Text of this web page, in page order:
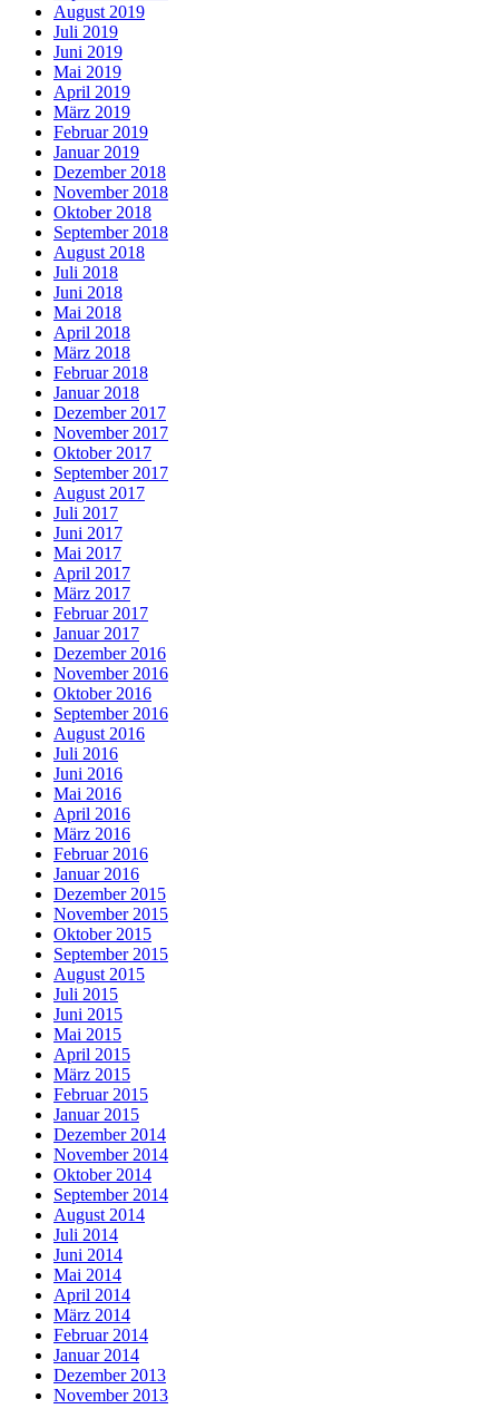
August 2019
Juli 2019
Juni 2019
Mai 2019
April 2019
März 2019
Februar 2019
Januar 2019
Dezember 2018
November 2018
Oktober 2018
September 2018
August 2018
Juli 2018
Juni 2018
Mai 2018
April 2018
März 2018
Februar 2018
Januar 2018
Dezember 2017
November 2017
Oktober 2017
September 2017
August 2017
Juli 2017
Juni 2017
Mai 2017
April 2017
März 2017
Februar 2017
Januar 2017
Dezember 2016
November 2016
Oktober 2016
September 2016
August 2016
Juli 2016
Juni 2016
Mai 2016
April 2016
März 2016
Februar 2016
Januar 2016
Dezember 2015
November 2015
Oktober 2015
September 2015
August 2015
Juli 2015
Juni 2015
Mai 2015
April 2015
März 2015
Februar 2015
Januar 2015
Dezember 2014
November 2014
Oktober 2014
September 2014
August 2014
Juli 2014
Juni 2014
Mai 2014
April 2014
März 2014
Februar 2014
Januar 2014
Dezember 2013
November 2013